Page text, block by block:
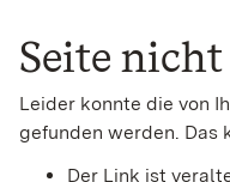
Seite
Leider konnte die von
gefunden werden. Das
Der Link ist